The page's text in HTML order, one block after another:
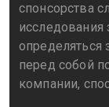
спонсорства
исследования
определяться
перед собой
компании,